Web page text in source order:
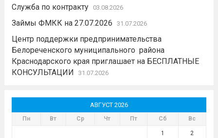
Служба по контракту 03.08.2026
Займы ФМКК на 27.07.2026 31.07.2026
Центр поддержки предпринимательства
Белореченского муниципального района
Краснодарского края приглашает на БЕСПЛАТНЫЕ
КОНСУЛЬТАЦИИ
31.07.2026
АВГУСТ 2026
Пн Вт Ср Чт Пт Сб Вс
1 2